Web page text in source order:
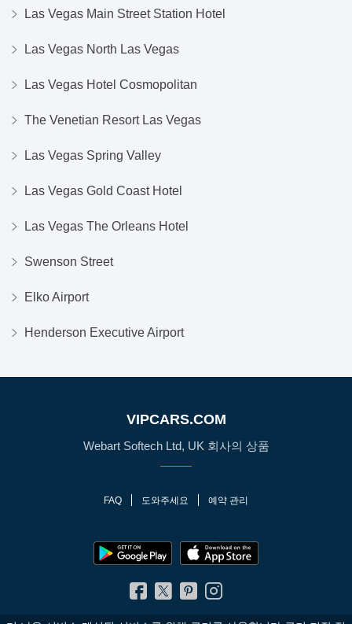
Las Vegas Main Street Station Hotel
Las Vegas North Las Vegas
Las Vegas Hotel Cosmopolitan
The Venetian Resort Las Vegas
Las Vegas Spring Valley
Las Vegas Gold Coast Hotel
Las Vegas The Orleans Hotel
Swenson Street
Elko Airport
Henderson Executive Airport
VIPCARS.COM
Webart Softech Ltd, UK 회사의 상품
FAQ 도와주세요 예약 관리